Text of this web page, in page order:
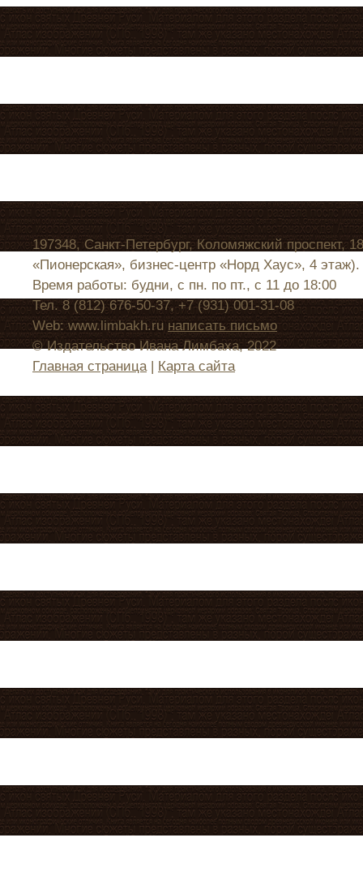
197348, Санкт-Петербург, Коломяжский
«Пионерская», бизнес-центр «Норд Хаус», 4 этаж).
Время работы: будни, с пн. по пт., с 11 до 18:00
Тел. 8 (812) 676-50-37, +7 (931) 001-31-08
Web: www.limbakh.ru написать письмо
© Издательство Ивана Лимбаха, 2022
Главная страница| Карта сайта